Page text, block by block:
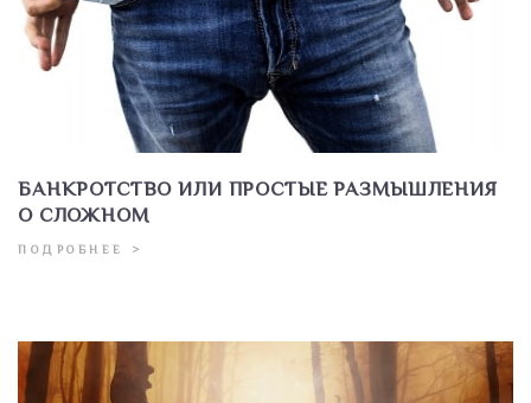
БАНКРОТСТВО ИЛИ ПРОСТЫЕ РАЗМЫШЛЕНИЯ
О СЛОЖНОМ
ПОДРОБНЕЕ >